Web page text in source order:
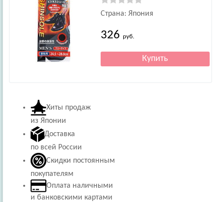
Страна: Япония
326 руб.
Хиты продаж
из Японии
Доставка
по всей России
Скидки постоянным
покупателям
Оплата наличными
и банковскими картами